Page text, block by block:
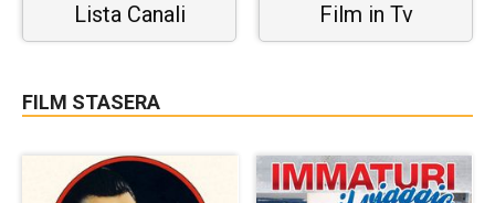
Lista Canali Film in Tv
FILM STASERA